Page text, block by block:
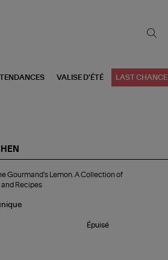
TENDANCES VALISE D'ÉTÉ LAST CHANCE
Gourmand's Lemon. A Collection of
Recipes
Épuisé